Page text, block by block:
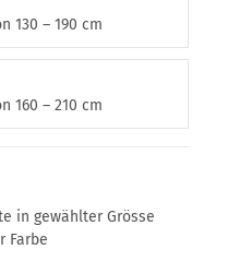
130 – 190 cm
160 – 210 cm
in gewählter Grösse
Farbe